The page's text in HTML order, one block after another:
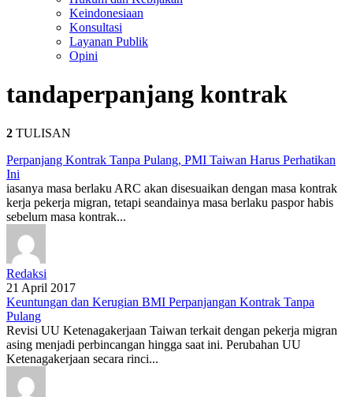
Keindonesiaan
Konsultasi
Layanan Publik
Opini
tandaperpanjang kontrak
2 TULISAN
Perpanjang Kontrak Tanpa Pulang, PMI Taiwan Harus Perhatikan
Ini
iasanya masa berlaku ARC akan disesuaikan dengan masa kontrak
kerja pekerja migran, tetapi seandainya masa berlaku paspor habis
sebelum masa kontrak...
Redaksi
21 April 2017
Keuntungan dan Kerugian BMI Perpanjangan Kontrak Tanpa
Pulang
Revisi UU Ketenagakerjaan Taiwan terkait dengan pekerja migran
asing menjadi perbincangan hingga saat ini. Perubahan UU
Ketenagakerjaan secara rinci...